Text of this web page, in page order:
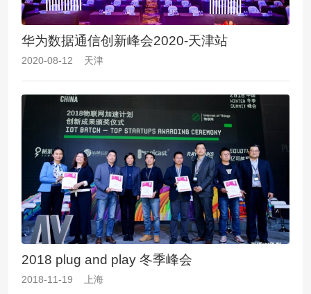
华为数据通信创新峰会2020-天津站
2020-08-12 天津
2018 plug and play 冬季峰会
2018-11-19 上海